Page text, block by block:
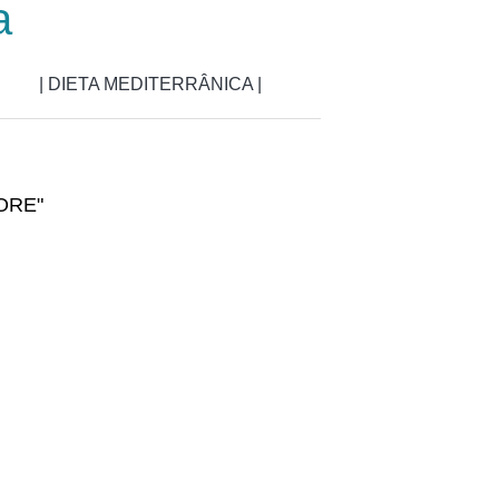
| DIETA MEDITERRÂNICA |